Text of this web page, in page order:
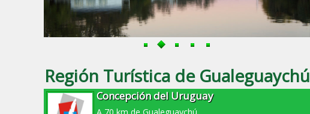
Región Turística de Gualeguaychú
Concepción del Uruguay